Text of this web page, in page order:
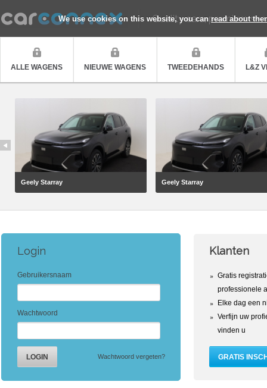
We use cookies on this website, you canread about
Quality cars, premium
ALLE WAGENS NIEUWE WAGENS TWEEDEHANDS L&Z
Geely Starray Geely Starray
Login
Gebruikersnaam
Wachtwoord
Wachtwoord vergeten?
Klanten
Gratis
professionele
Elke dag een
Verfijn uw
vinden u